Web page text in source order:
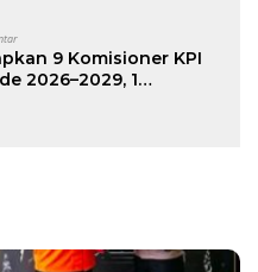
9 Komisioner KPI
2026–2029, 1